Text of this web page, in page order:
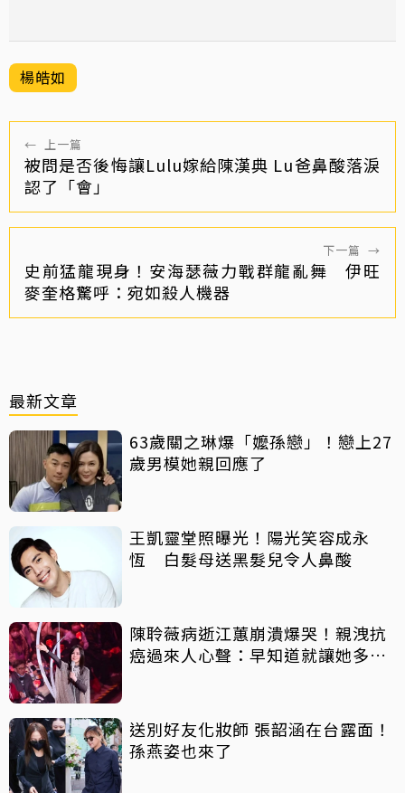
楊皓如
← 上一篇
被問是否後悔讓Lulu嫁給陳漢典 Lu爸鼻酸落淚
認了「會」
下一篇 →
史前猛龍現身！安海瑟薇力戰群龍亂舞 伊旺
麥奎格驚呼：宛如殺人機器
最新文章
63歲關之琳爆「嬤孫戀」！戀上27
歲男模她親回應了
王凱靈堂照曝光！陽光笑容成永
恆 白髮母送黑髮兒令人鼻酸
陳聆薇病逝江蕙崩潰爆哭！親洩抗
癌過來人心聲：早知道就讓她多化
送別好友化妝師 張韶涵在台露面！
孫燕姿也來了